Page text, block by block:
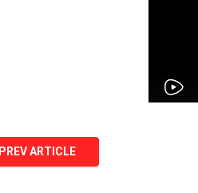
PREV ARTICLE